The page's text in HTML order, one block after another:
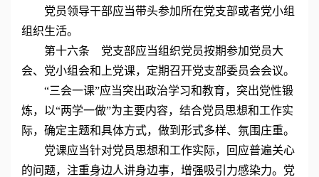
党员领导干部应当带头参加所在党支部或者党小组
组织生活。
第十六条 党支部应当组织党员按期参加党员大
会、党小组会和上党课，定期召开党支部委员会会议。
“三会一课”应当突出政治学习和教育，突出党性锻
炼，以“两学一做”为主要内容，结合党员思想和工作实
际，确定主题和具体方式，做到形式多样、氛围庄重。
党课应当针对党员思想和工作实际，回应普遍关心
的问题，注重身边人讲身边事，增强吸引力感染力。党